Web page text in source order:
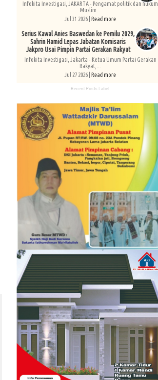
Infokita Investigasi, JAKARTA - Pengamat politik dan hukum
Muslim...
Jul 31 2026 | Read more
Serius Kawal Anies Baswedan ke Pemilu 2029,
Sahrin Hamid Lepas Jabatan Komisaris
Jakpro Usai Pimpin Partai Gerakan Rakyat
Infokita Investigasi, Jakarta - Ketua Umum Partai Gerakan
Rakyat,...
Jul 27 2026 | Read more
Recent Posts Label